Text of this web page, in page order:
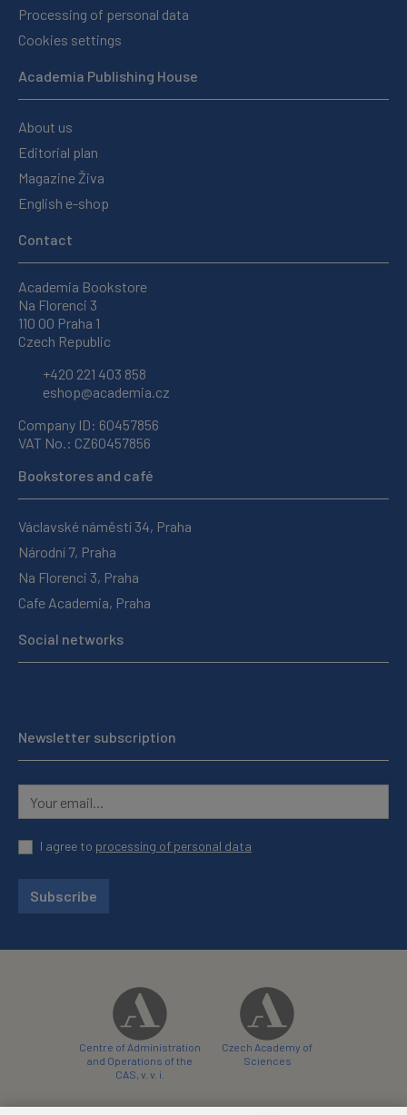
Processing of personal data
Cookies settings
Academia Publishing House
About us
Editorial plan
Magazine Živa
English e-shop
Contact
Academia Bookstore
Na Florenci 3
110 00 Praha 1
Czech Republic
+420 221 403 858
eshop@academia.cz
Company ID: 60457856
VAT No.: CZ60457856
Bookstores and café
Václavské náměstí 34, Praha
Národní 7, Praha
Na Florenci 3, Praha
Cafe Academia, Praha
Social networks
Newsletter subscription
I agree to processing of personal data
Subscribe
Centre of Administration
and Operations of the
CAS, v. v. i.
Czech Academy of
Sciences